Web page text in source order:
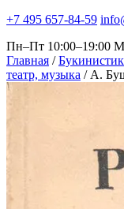
+7 495 657-84-59
Пн–Пт 10:00–19:00
Главная /
театр, музыка / А.